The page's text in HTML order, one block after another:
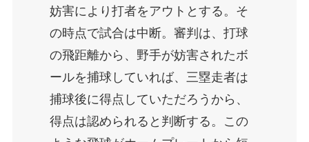
妨害により打者をアウトとする。そ
の時点で試合は中断。審判は、打球
の飛距離から、野手が妨害されたボ
ールを捕球していれば、三塁走者は
捕球後に得点していただろうから、
得点は認められると判断する。この